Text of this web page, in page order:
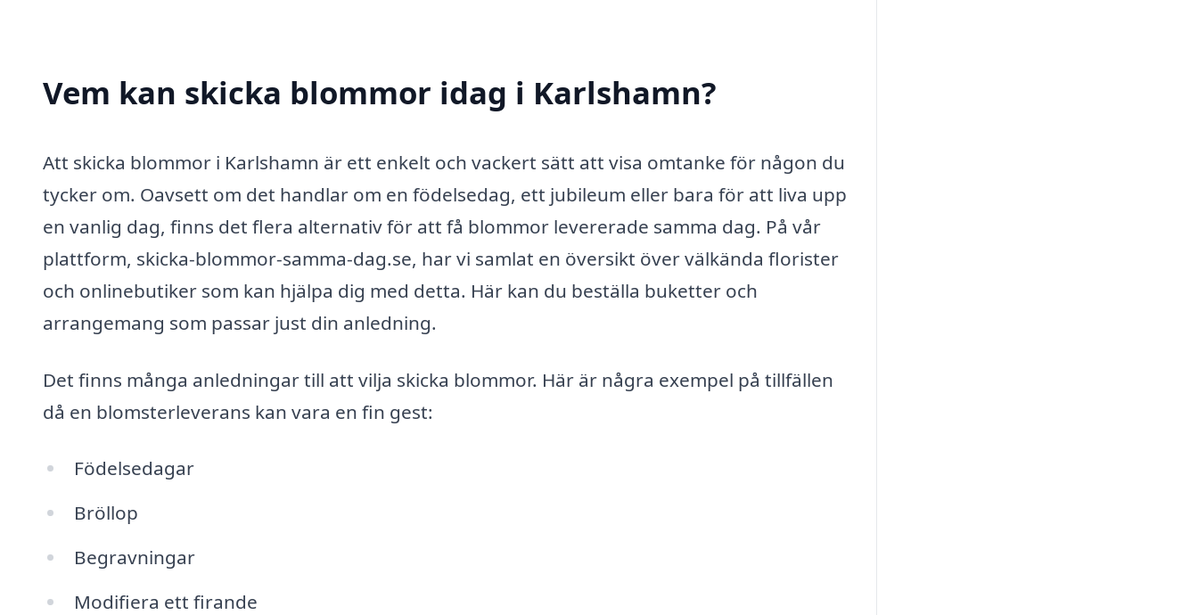
Vem kan skicka blommor idag i Karlshamn?
Att skicka blommor i Karlshamn är ett enkelt och vackert sätt att visa omtanke för någon du
tycker om. Oavsett om det handlar om en födelsedag, ett jubileum eller bara för att liva upp
en vanlig dag, finns det flera alternativ för att få blommor levererade samma dag. På vår
plattform, skicka-blommor-samma-dag.se, har vi samlat en översikt över välkända florister
och onlinebutiker som kan hjälpa dig med detta. Här kan du beställa buketter och
arrangemang som passar just din anledning.
Det finns många anledningar till att vilja skicka blommor. Här är några exempel på tillfällen
då en blomsterleverans kan vara en fin gest:
Födelsedagar
Bröllop
Begravningar
Modifiera ett firande